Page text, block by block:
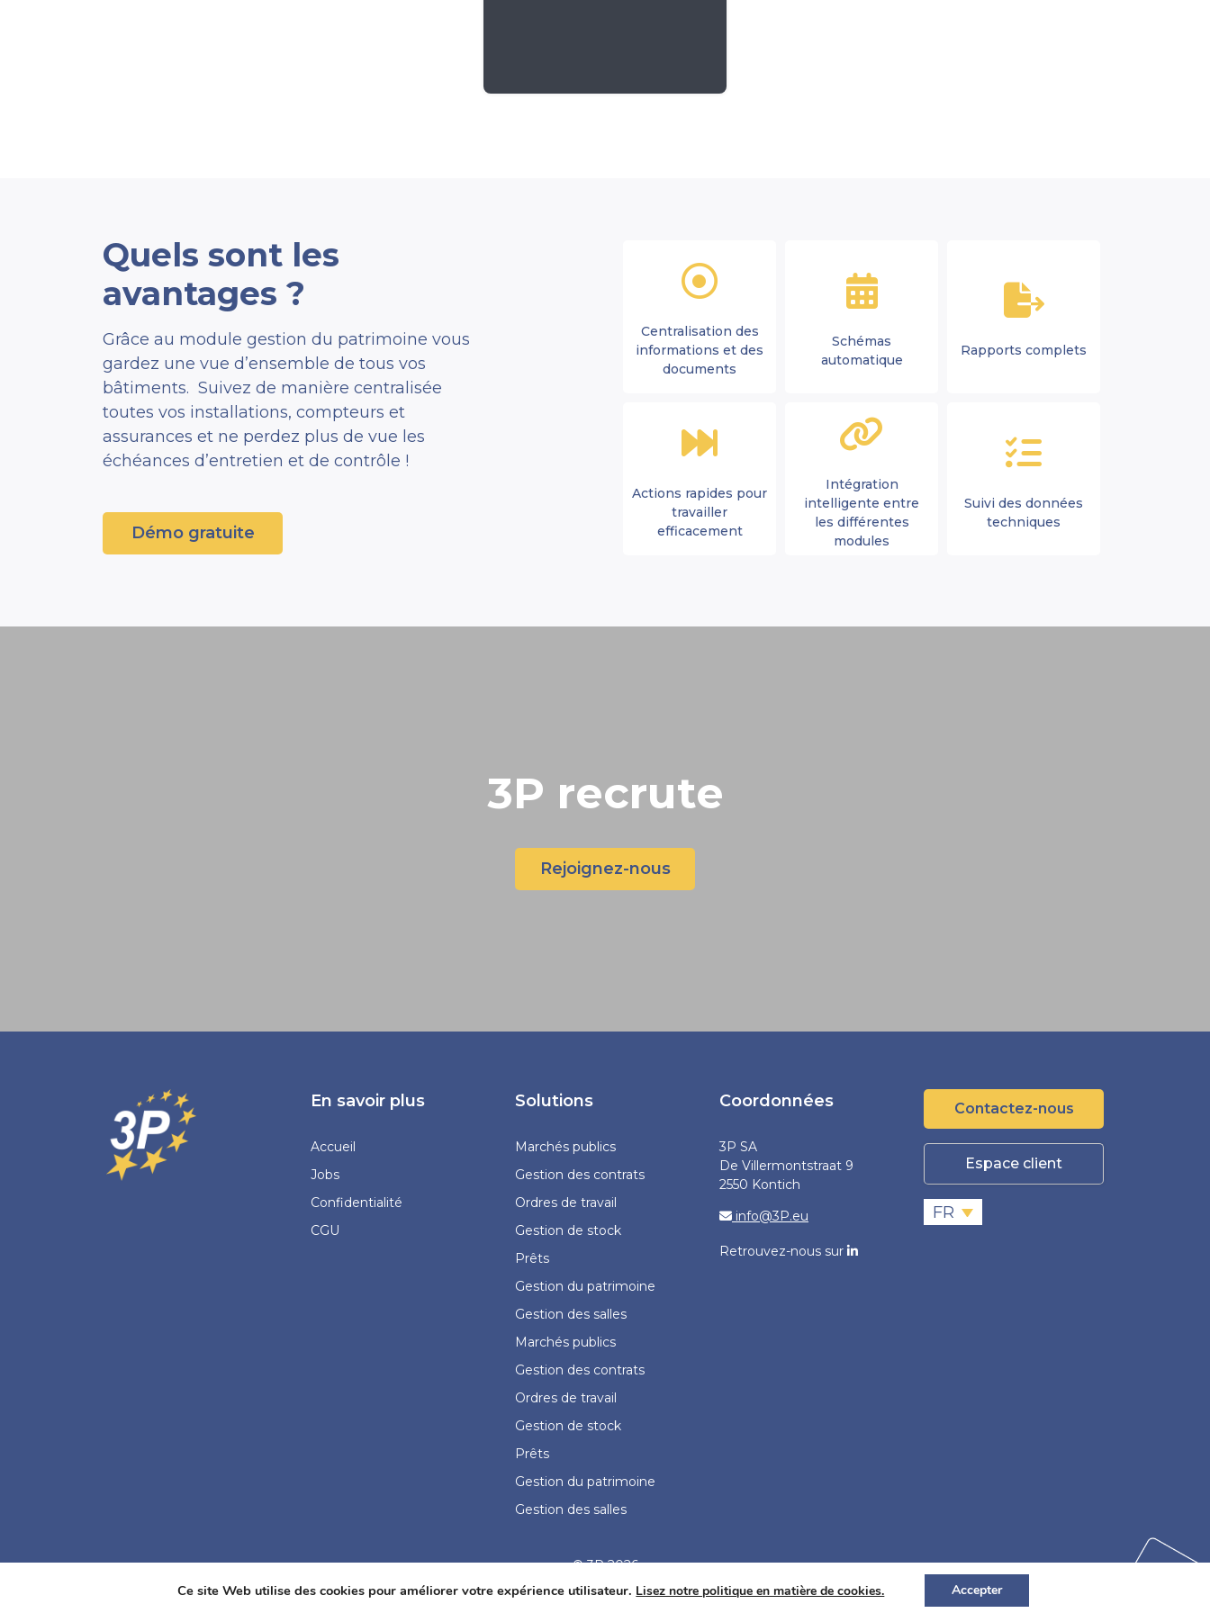
Quels sont les
avantages ?
Grâce au module gestion du patrimoine vous
gardez une vue d’ensemble de tous vos
bâtiments. Suivez de manière centralisée
toutes vos installations, compteurs et
assurances et ne perdez plus de vue les
échéances d’entretien et de contrôle !
Démo gratuite
Centralisation des
informations et des
documents
Schémas
automatique
Rapports complets
Actions rapides pour
travailler
efficacement
Intégration
intelligente entre
les différentes
modules
Suivi des données
techniques
3P recrute
Rejoignez-nous
En savoir plus
Accueil
Jobs
Confidentialité
CGU
Solutions
Marchés publics
Gestion des contrats
Ordres de travail
Gestion de stock
Prêts
Gestion du patrimoine
Gestion des salles
Marchés publics
Gestion des contrats
Ordres de travail
Gestion de stock
Prêts
Gestion du patrimoine
Gestion des salles
Coordonnées
3P SA
De Villermontstraat 9
2550 Kontich
info@3P.eu
Retrouvez-nous sur
Contactez-nous
Espace client
FR
© 3P 2026
Ce site Web utilise des cookies pour améliorer votre expérience utilisateur. Lisez notre politique en matière de cookies. Accepter